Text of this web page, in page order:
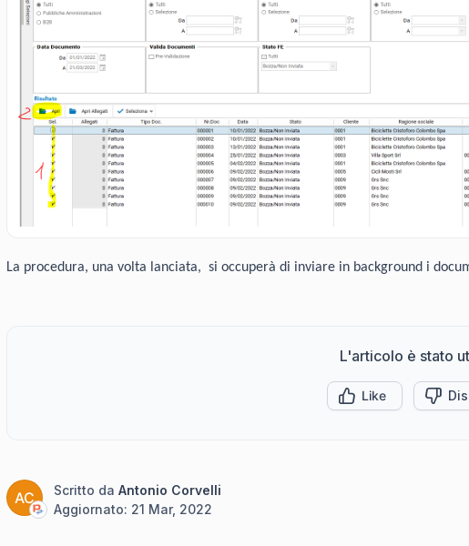
La procedura, una volta lanciata, si occuperà di inviare in background i
L'articolo è stato
Like
AC Scritto da Antonio Corvelli
Aggiornato: 21 Mar, 2022